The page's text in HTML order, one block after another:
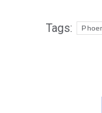
Tags: